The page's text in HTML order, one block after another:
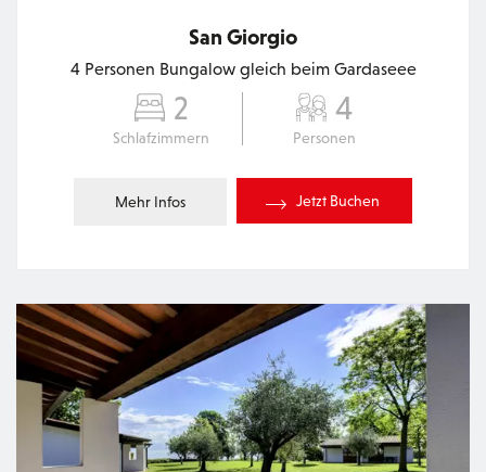
San Giorgio
4 Personen Bungalow gleich beim Gardaseee
2
Schlafzimmern
4
Personen
Mehr Infos Jetzt Buchen